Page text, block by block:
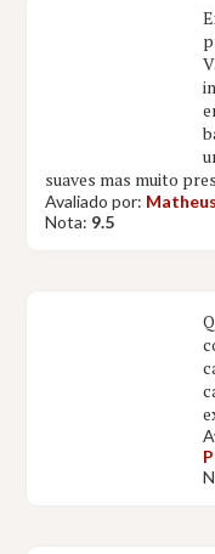
suaves mas muito
Avaliado por:
Nota: 9.5